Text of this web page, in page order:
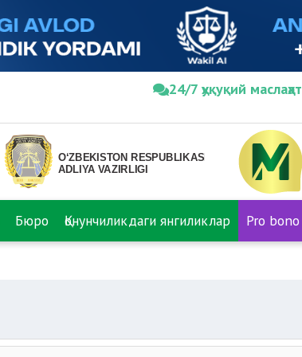
24/7 ҳуқуқий маслаҳат
Бюро Қонунчиликдаги янгиликлар Pro bono